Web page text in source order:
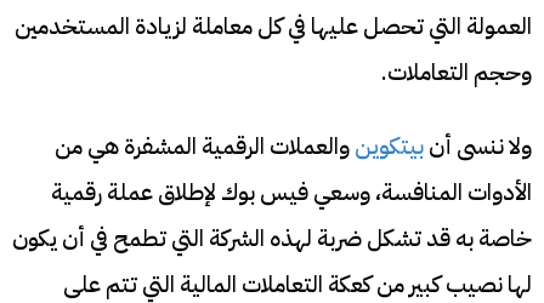
العمولة التي تحصل عليها في كل معاملة لزيادة المستخدمين
وحجم التعاملات.
ولا ننسى أنبيتكوينوالعملات الرقمية المشفرة هي من
الأدوات المنافسة، وسعي فيس بوك لإطلاق عملة رقمية
خاصة به قد تشكل ضربة لهذه الشركة التي تطمح في أن يكون
لها نصيب كبير من كعكة التعاملات المالية التي تتم على